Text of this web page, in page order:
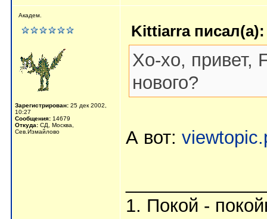
Академ.
Зарегистрирован: 25 дек 2002,
10:27
Сообщения: 14679
Откуда: СД, Москва,
Сев.Измайлово
Kittiarra писал(а):
Хо-хо, привет,
нового?
А вот:
1. Покой -